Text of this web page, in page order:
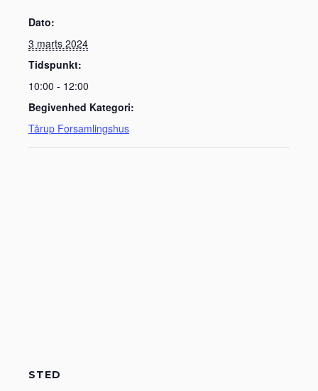
Dato:
3 marts 2024
Tidspunkt:
10:00 - 12:00
Begivenhed Kategori:
Tårup Forsamlingshus
STED